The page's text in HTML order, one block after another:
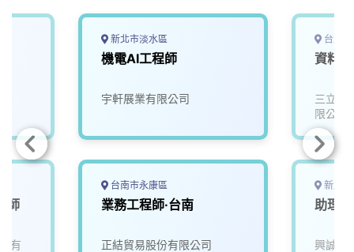
師
有
新北市淡水區
機電AI工程師
宇軒展業有限公司
台南市永康區
業務工程師·台南
正結貿易股份有限公司
台北
資料
三立電
限公司)
新北
助理
興誠科